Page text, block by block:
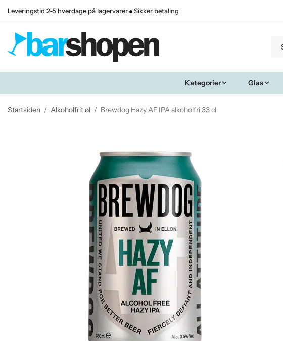
Leveringstid 2-5 hverdage på lagervarer Sikker betaling
Kategorier Glas
Startsiden / Alkoholfrit øl / Brewdog Hazy AF IPA alkoholfri 33 cl